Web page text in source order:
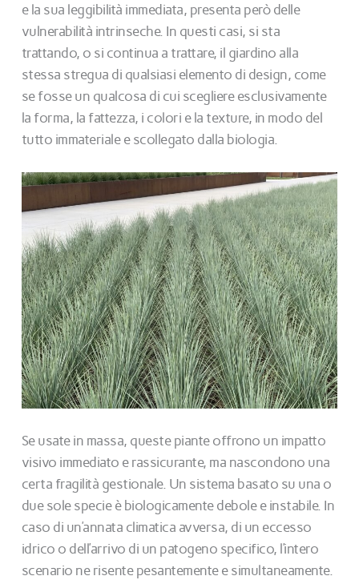
e la sua leggibilità immediata, presenta però delle
vulnerabilità intrinseche. In questi casi, si sta
trattando, o si continua a trattare, il giardino alla
stessa stregua di qualsiasi elemento di design, come
se fosse un qualcosa di cui scegliere esclusivamente
la forma, la fattezza, i colori e la texture, in modo del
tutto immateriale e scollegato dalla biologia.
Se usate in massa, queste piante offrono un impatto
visivo immediato e rassicurante, ma nascondono una
certa fragilità gestionale. Un sistema basato su una o
due sole specie è biologicamente debole e instabile. In
caso di un’annata climatica avversa, di un eccesso
idrico o dell’arrivo di un patogeno specifico, l’intero
scenario ne risente pesantemente e simultaneamente.